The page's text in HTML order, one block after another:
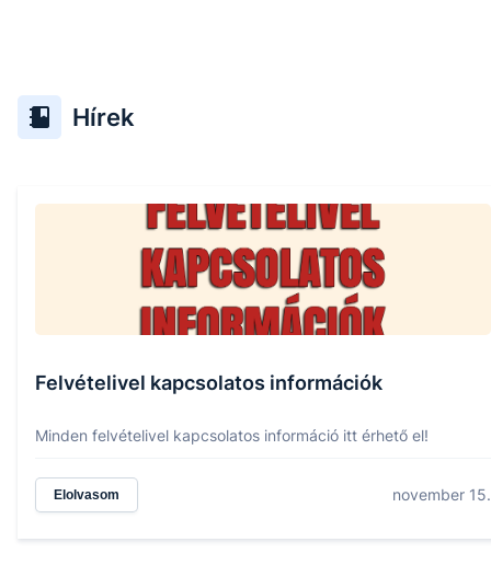
Hírek
Felvételivel kapcsolatos információk
Minden felvételivel kapcsolatos információ itt érhető el!
Elolvasom november 15.